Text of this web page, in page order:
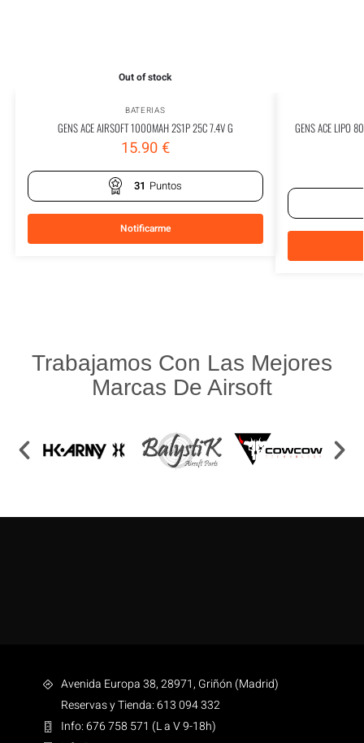
Out of stock
BATERIAS
GENS ACE AIRSOFT 1000MAH 2S1P 25C 7.4V G
15.90€
31 Puntos
Notificarme
GENS ACE LIPO
Trabajamos Con Las Mejores
Marcas De Airsoft
Avenida Europa 38, 28971, Griñón (Madrid)
Reservas y Tienda: 613 094 332
Info: 676 758 571 (L a V 9-18h)